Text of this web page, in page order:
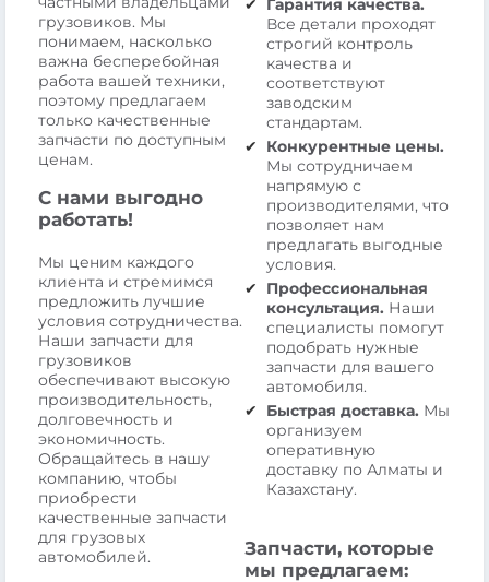
грузовиков. Мы
понимаем, насколько
важна бесперебойная
работа вашей техники,
поэтому предлагаем
только качественные
запчасти по доступным
ценам.
С нами выгодно
работать!
Мы ценим каждого
клиента и стремимся
предложить лучшие
условия сотрудничества.
Наши запчасти для
грузовиков
обеспечивают высокую
производительность,
долговечность и
экономичность.
Обращайтесь в нашу
компанию, чтобы
приобрести
качественные запчасти
для грузовых
автомобилей.
Гарантия качества.
Все детали проходят
строгий контроль
качества и
соответствуют
заводским
стандартам.
Конкурентные цены.
Мы сотрудничаем
напрямую с
производителями, что
позволяет нам
предлагать выгодные
условия.
Профессиональная
консультация. Наши
специалисты помогут
подобрать нужные
запчасти для вашего
автомобиля.
Быстрая доставка. Мы
организуем
оперативную
доставку по Алматы и
Казахстану.
Запчасти, которые
мы предлагаем: